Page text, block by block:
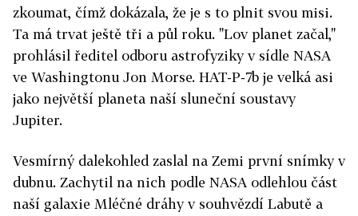
zkoumat, čímž dokázala, že je s to plnit svou misi.
Ta má trvat ještě tři a půl roku. "Lov planet začal,"
prohlásil ředitel odboru astrofyziky v sídle NASA
ve Washingtonu Jon Morse. HAT-P-7b je velká asi
jako největší planeta naší sluneční soustavy
Jupiter.
Vesmírný dalekohled zaslal na Zemi první snímky v
dubnu. Zachytil na nich podle NASA odlehlou část
naší galaxie Mléčné dráhy v souhvězdí Labutě a